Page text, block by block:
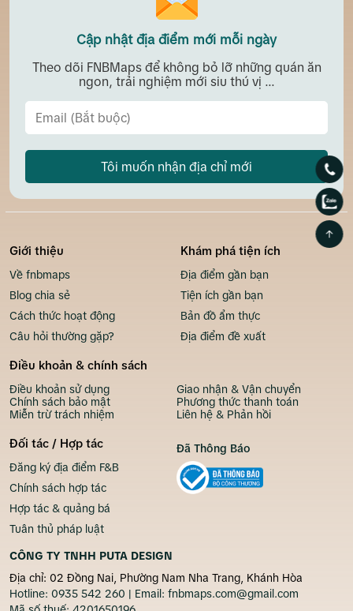
Cập nhật địa điểm mới mỗi ngày
Theo dõi FNBMaps để không bỏ lỡ những quán ăn
ngon, trải nghiệm mới siu thú vị ...
Tôi muốn nhận địa chỉ mới
Giới thiệu
Về fnbmaps
Blog chia sẻ
Cách thức hoạt động
Câu hỏi thường gặp?
Khám phá tiện ích
Địa điểm gần bạn
Tiện ích gần bạn
Bản đồ ẩm thực
Địa điểm đề xuất
Điều khoản & chính sách
Điều khoản sử dụng
Chính sách bảo mật
Miễn trừ trách nhiệm
Giao nhận & Vận chuyển
Phương thức thanh toán
Liên hệ & Phản hồi
Đối tác / Hợp tác
Đăng ký địa điểm F&B
Chính sách hợp tác
Hợp tác & quảng bá
Tuân thủ pháp luật
CÔNG TY TNHH PUTA DESIGN
Địa chỉ: 02 Đồng Nai, Phường Nam Nha Trang, Khánh Hòa
Hotline: 0935 542 260 | Email: fnbmaps.com@gmail.com
Đã Thông Báo